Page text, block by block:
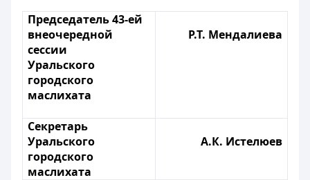
Председатель 43-ей
внеочередной
сессии
Уральского
городского
маслихата
Р.Т. Мендалиева
Секретарь
Уральского
городского
маслихата
А.К. Истелюев